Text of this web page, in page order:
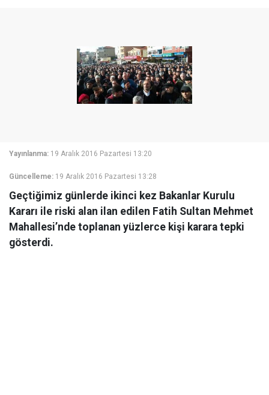
Yayınlanma: 19 Aralık 2016 Pazartesi 13:20
Güncelleme: 19 Aralık 2016 Pazartesi 13:28
Geçtiğimiz günlerde ikinci kez Bakanlar Kurulu
Kararı ile riski alan ilan edilen Fatih Sultan Mehmet
Mahallesi’nde toplanan yüzlerce kişi karara tepki
gösterdi.